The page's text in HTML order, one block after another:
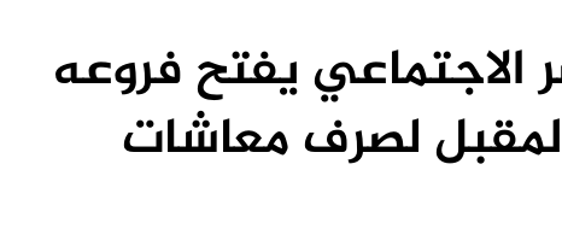
الاجتماعي يفتح فروعه
لصرف معاشات